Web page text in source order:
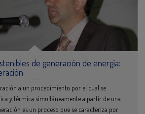
de generación de energía:
a un procedimiento por el cual se
y térmica simultáneamente a partir de una
es un proceso que se caracteriza por